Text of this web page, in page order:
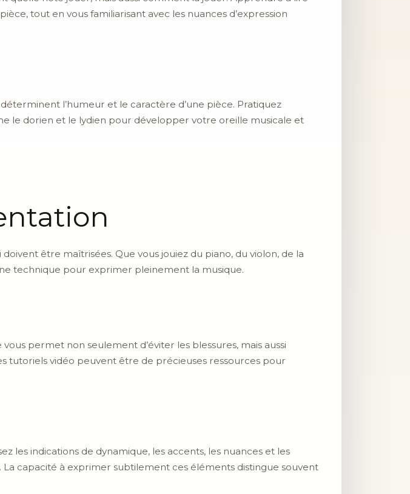
tout en vous familiarisant avec les nuances d’expression
l’humeur et le caractère d’une pièce. Pratiquez
le dorien et le lydien pour développer votre oreille musicale et
être maîtrisées. Que vous jouiez du piano, du violon, de la
technique pour exprimer pleinement la musique.
permet non seulement d’éviter les blessures, mais aussi
tutoriels vidéo peuvent être de précieuses ressources pour
les indications de dynamique, les accents, les nuances et les
capacité à exprimer subtilement ces éléments distingue souvent